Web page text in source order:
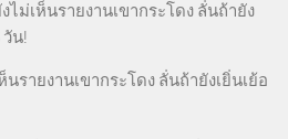
ไม่เห็นรายงานเขากระโดง ลั่นถ้ายัง
วัน!
นรายงานเขากระโดง ลั่นถ้ายังเยิ่นเย้อ